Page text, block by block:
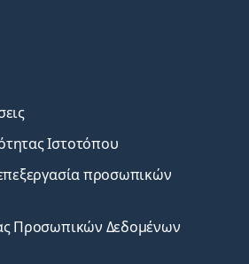
Ιστοτόπου
προσωπικών
Προσωπικών Δεδομένων